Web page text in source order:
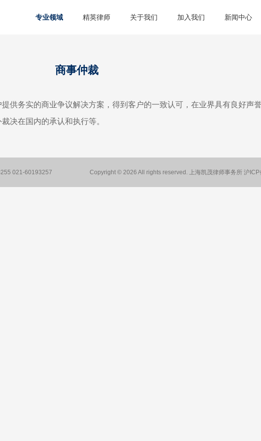
专业领域 精英律师 关于我们 加入我们 新闻中心
商事仲裁
供务实的商业争议解决方案，得到客户的一致认可，在业界具有良好声
决在国内的承认和执行等。
021-60193257 Copyright © 2026 All rights reserved. 上海凯茂律师事务所 沪